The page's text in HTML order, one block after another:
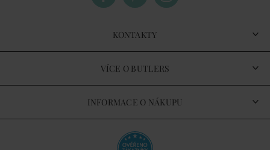
KONTAKTY
VÍCE O BUTLERS
INFORMACE O NÁKUPU